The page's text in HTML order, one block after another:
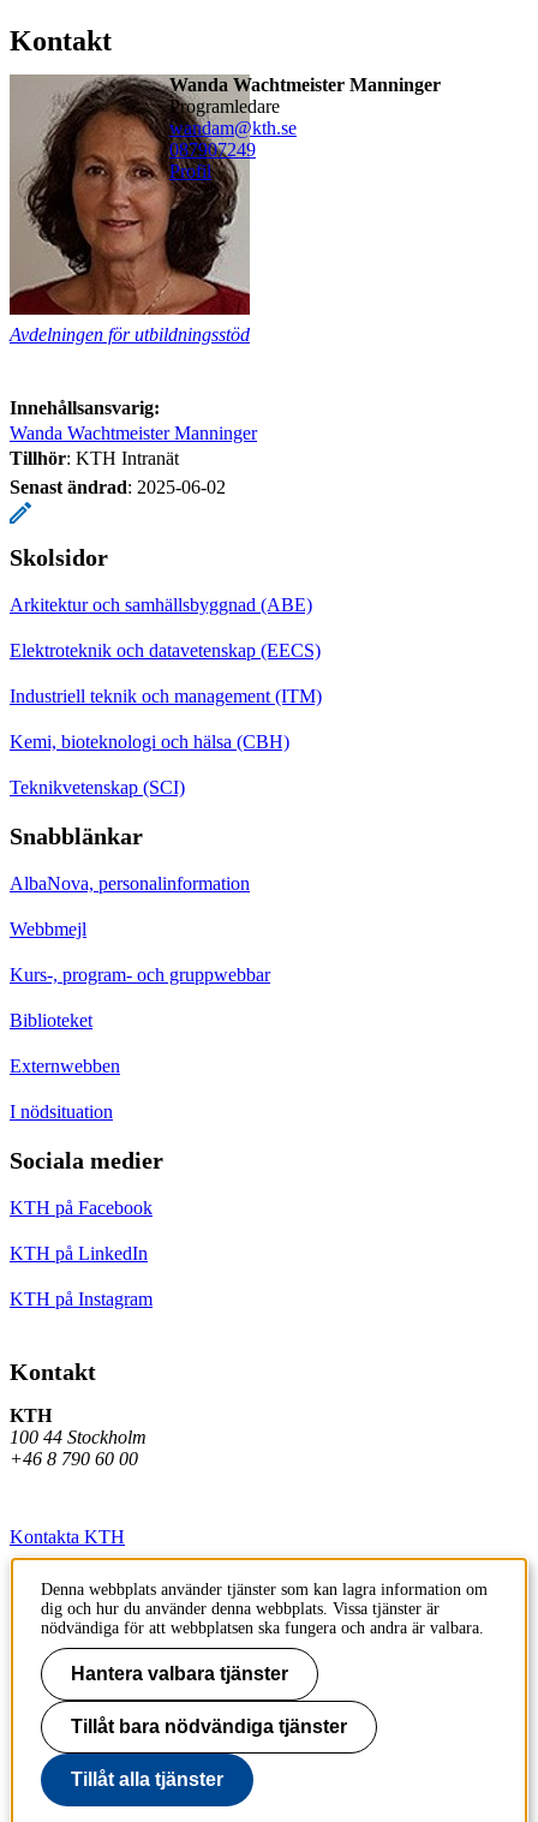
Kontakt
Wanda Wachtmeister Manninger
Programledare
wandam@kth.se
087907249
Profil
Avdelningen för utbildningsstöd
Innehållsansvarig:
Wanda Wachtmeister Manninger
Tillhör: KTH Intranät
Senast ändrad: 2025-06-02
Skolsidor
Arkitektur och samhällsbyggnad (ABE)
Elektroteknik och datavetenskap (EECS)
Industriell teknik och management (ITM)
Kemi, bioteknologi och hälsa (CBH)
Teknikvetenskap (SCI)
Snabblänkar
AlbaNova, personalinformation
Webbmejl
Kurs-, program- och gruppwebbar
Biblioteket
Externwebben
I nödsituation
Sociala medier
KTH på Facebook
KTH på LinkedIn
KTH på Instagram
Kontakt
KTH
100 44 Stockholm
+46 8 790 60 00
Kontakta KTH
Jobba på KTH
Press och media
Faktura och betalning KTH
Om KTH:s webbplatser
Tillgänglighetsredogörelse
Denna webbplats använder tjänster som kan lagra information om
dig och hur du använder denna webbplats. Vissa tjänster är
nödvändiga för att webbplatsen ska fungera och andra är valbara.
Hantera valbara tjänster
Tillåt bara nödvändiga tjänster
Tillåt alla tjänster